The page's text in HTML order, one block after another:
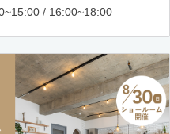
/ 16:00~18:00